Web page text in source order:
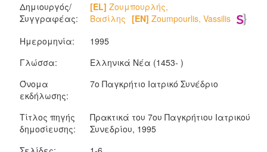
Δημιουργός/
Συγγραφέας:
[EL] Ζουμπουρλής,
Βασίλης [EN] Zoumpourlis, Vassilis
Ημερομηνία:
1995
Γλώσσα:
Ελληνικά Νέα (1453- )
Όνομα
εκδήλωσης:
7ο Παγκρήτιο Ιατρικό Συνέδριο
Τίτλος πηγής
δημοσίευσης:
Πρακτικά του 7ου Παγκρήτιου Ιατρικού
Συνεδρίου, 1995